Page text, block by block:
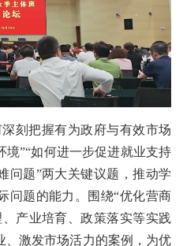
刻把握有为政府与有效市场
”“如何进一步促进就业支持
问题”两大关键议题，推动学
问题的能力。围绕“优化营商
产业培育、政策落实等实践
、激发市场活力的案例，为优